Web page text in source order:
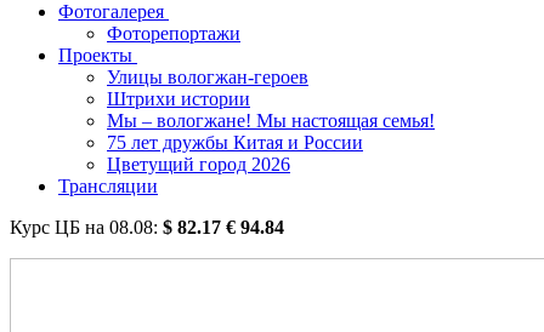
Фотогалерея
Фоторепортажи
Проекты
Улицы вологжан-героев
Штрихи истории
Мы – вологжане! Мы настоящая семья!
75 лет дружбы Китая и России
Цветущий город 2026
Трансляции
Курс ЦБ на 08.08: $ 82.17 € 94.84